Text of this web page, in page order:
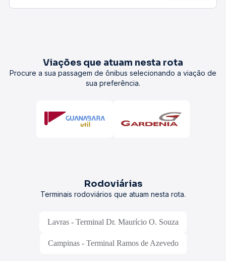
Viações que atuam nesta rota
Procure a sua passagem de ônibus selecionando a viação de
sua preferência.
Rodoviárias
Terminais rodoviários que atuam nesta rota.
Lavras - Terminal Dr. Maurício O. Souza
Campinas - Terminal Ramos de Azevedo